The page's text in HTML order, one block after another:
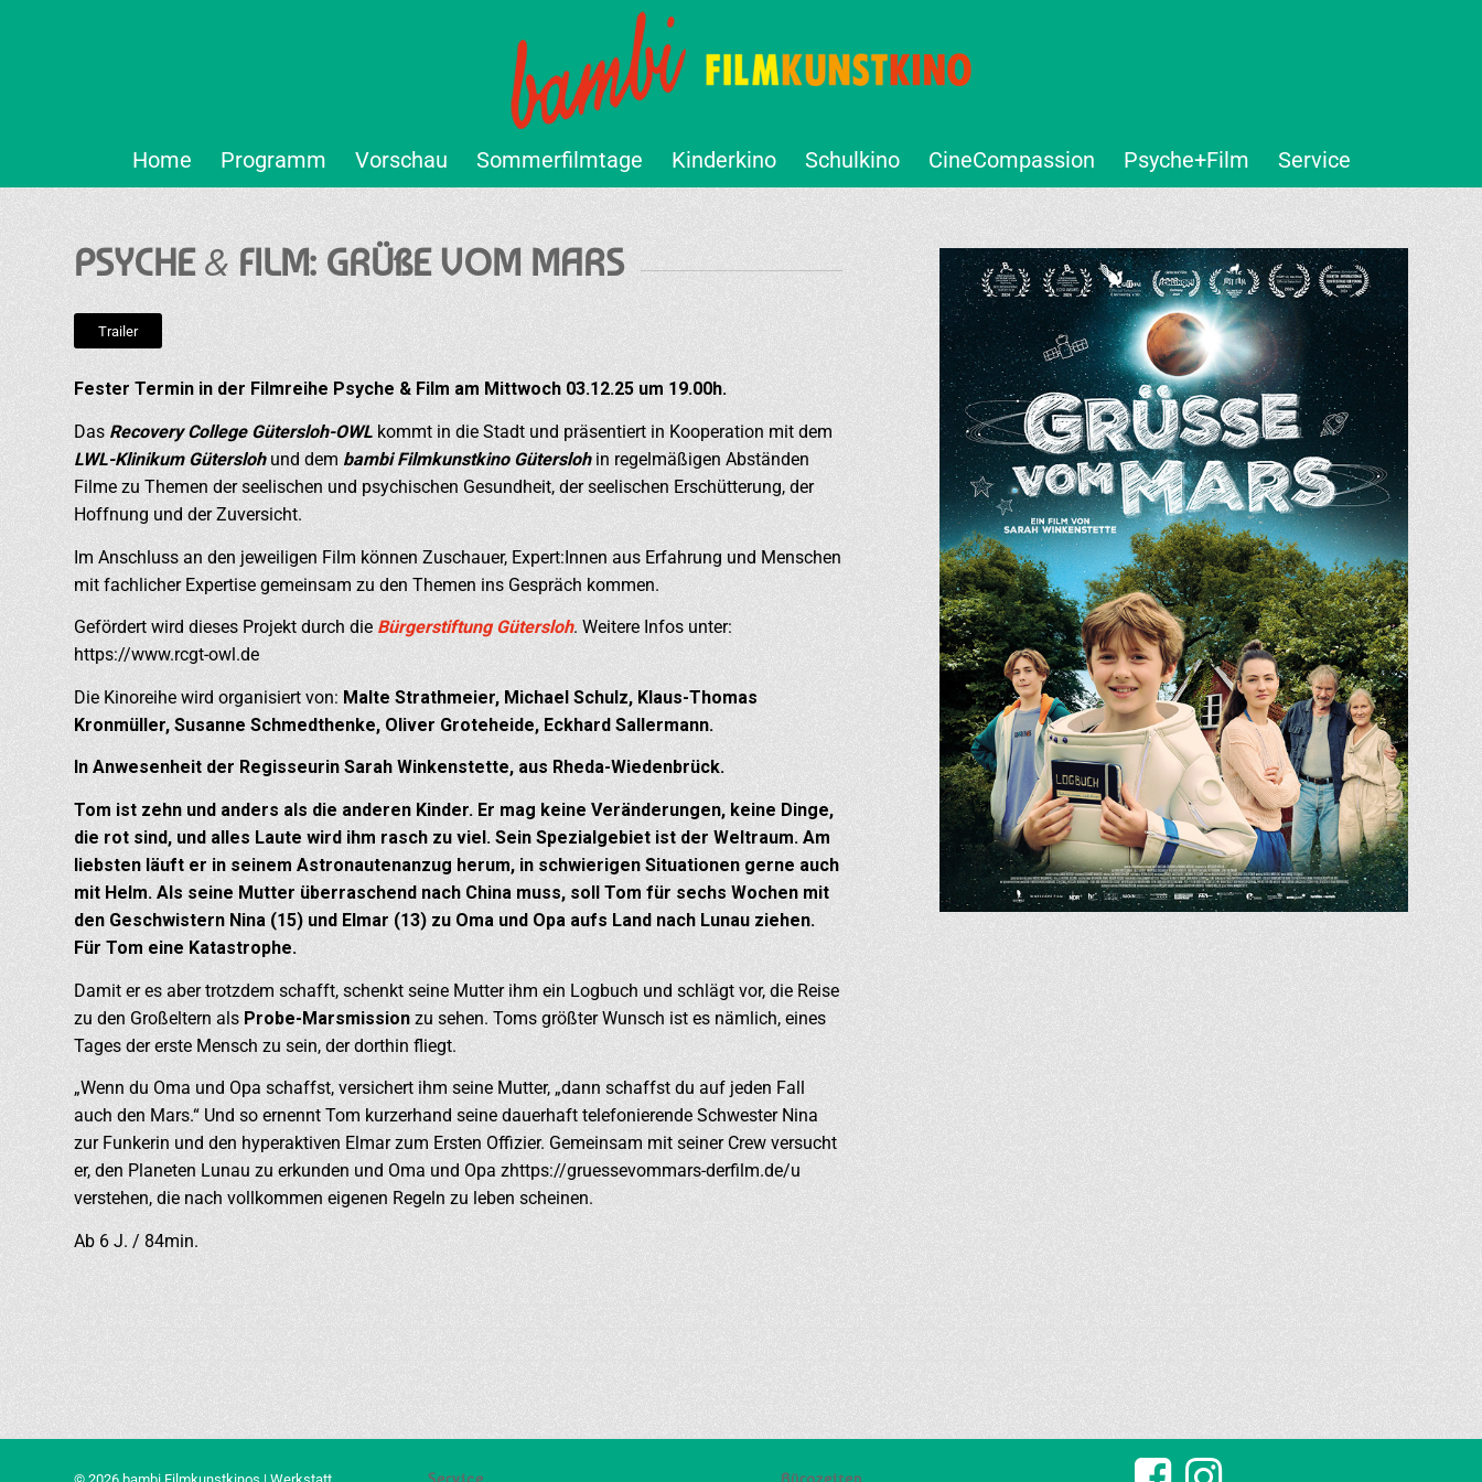
Home Programm Vorschau Sommerfilmtage Kinderkino Schulkino CineCompassion Psyche+Film Service
PSYCHE & FILM: GRÜßE VOM MARS
Trailer
Fester Termin in der Filmreihe Psyche & Film am Mittwoch 03.12.25 um 19.00h.
Das Recovery College Gütersloh-OWL kommt in die Stadt und präsentiert in Kooperation mit dem
LWL-Klinikum Güterslohund dem bambi Filmkunstkino Güterslohin regelmäßigen Abständen
Filme zu Themen der seelischen und psychischen Gesundheit, der seelischen Erschütterung, der
Hoffnung und der Zuversicht.
Im Anschluss an den jeweiligen Film können Zuschauer, Expert:Innen aus Erfahrung und Menschen
mit fachlicher Expertise gemeinsam zu den Themen ins Gespräch kommen.
Gefördert wird dieses Projekt durch die Bürgerstiftung Gütersloh. Weitere Infos unter:
https://www.rcgt-owl.de
Die Kinoreihe wird organisiert von: Malte Strathmeier, Michael Schulz, Klaus-Thomas
Kronmüller, Susanne Schmedthenke, Oliver Groteheide, Eckhard Sallermann.
In Anwesenheit der Regisseurin Sarah Winkenstette, aus Rheda-Wiedenbrück.
Tom ist zehn und anders als die anderen Kinder. Er mag keine Veränderungen, keine Dinge,
die rot sind, und alles Laute wird ihm rasch zu viel. Sein Spezialgebiet ist der Weltraum. Am
liebsten läuft er in seinem Astronautenanzug herum, in schwierigen Situationen gerne auch
mit Helm. Als seine Mutter überraschend nach China muss, soll Tom für sechs Wochen mit
den Geschwistern Nina (15) und Elmar (13) zu Oma und Opa aufs Land nach Lunau ziehen.
Für Tom eine Katastrophe.
Damit er es aber trotzdem schafft, schenkt seine Mutter ihm ein Logbuch und schlägt vor, die Reise
zu den Großeltern als Probe-Marsmission zu sehen. Toms größter Wunsch ist es nämlich, eines
Tages der erste Mensch zu sein, der dorthin fliegt.
„Wenn du Oma und Opa schaffst, versichert ihm seine Mutter, „dann schaffst du auf jeden Fall
auch den Mars.“ Und so ernennt Tom kurzerhand seine dauerhaft telefonierende Schwester Nina
zur Funkerin und den hyperaktiven Elmar zum Ersten Offizier. Gemeinsam mit seiner Crew versucht
er, den Planeten Lunau zu erkunden und Oma und Opa zhttps://gruessevommars-derfilm.de/u
verstehen, die nach vollkommen eigenen Regeln zu leben scheinen.
Ab 6 J. / 84min.
Service Bürozeiten